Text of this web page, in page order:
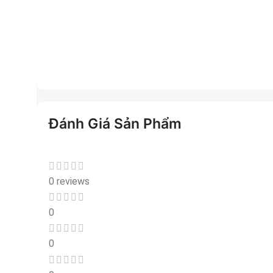
Đánh Giá Sản Phẩm
0 reviews
0
0